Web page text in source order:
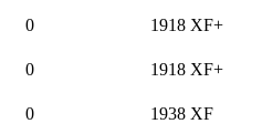
0 1918 XF+
0 1918 XF+
0 1938 XF